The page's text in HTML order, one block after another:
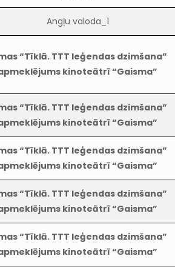
Angļu valoda_1
“Tīklā. TTT leģendas dzimšana”
kinoteātrī “Gaisma”
“Tīklā. TTT leģendas dzimšana”
kinoteātrī “Gaisma”
“Tīklā. TTT leģendas dzimšana”
kinoteātrī “Gaisma”
“Tīklā. TTT leģendas dzimšana”
kinoteātrī “Gaisma”
“Tīklā. TTT leģendas dzimšana”
kinoteātrī “Gaisma”